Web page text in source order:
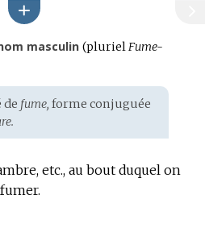
masculin (plurielFume-
de fume, forme conjuguée
etc., au bout duquel on